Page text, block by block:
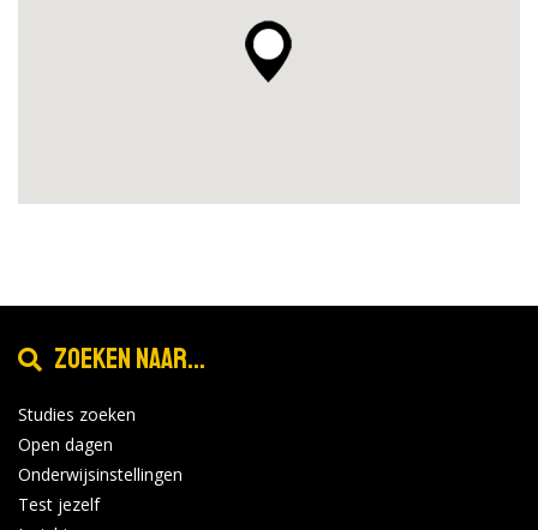
Zoeken naar...
Studies zoeken
Open dagen
Onderwijsinstellingen
Test jezelf